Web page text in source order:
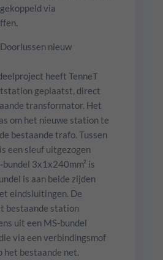
via
nieuw
heeft TenneT
geplaatst, direct
transformator. Het
om het nieuwe station te
bestaande trafo. Tussen
een sleuf uitgezogen
3x1x240mm² is
is aan beide zijden
eindsluitingen. De
bestaande station
uit een MS-bundel
via een verbindingsmof
het bestaande net.